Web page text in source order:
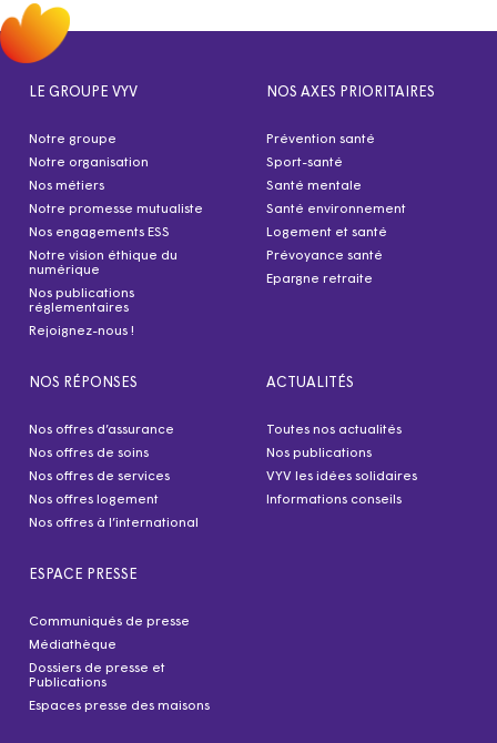
LE GROUPE VYV
Notre groupe
Notre organisation
Nos métiers
Notre promesse mutualiste
Nos engagements ESS
Notre vision éthique du
numérique
Nos publications
réglementaires
Rejoignez-nous !
NOS AXES PRIORITAIRES
Prévention santé
Sport-santé
Santé mentale
Santé environnement
Logement et santé
Prévoyance santé
Epargne retraite
NOS RÉPONSES
Nos offres d’assurance
Nos offres de soins
Nos offres de services
Nos offres logement
Nos offres à l’international
ACTUALITÉS
Toutes nos actualités
Nos publications
VYV les idées solidaires
Informations conseils
ESPACE PRESSE
Communiqués de presse
Médiathèque
Dossiers de presse et
Publications
Espaces presse des maisons